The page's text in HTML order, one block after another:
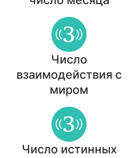
Число
взаимодействия с
миром
Число истинных